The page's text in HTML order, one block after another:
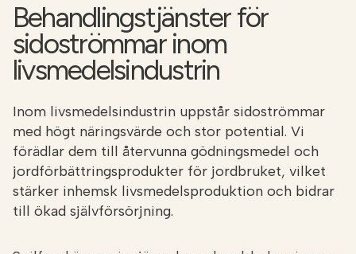
Behandlingstjänster för
sidoströmmar inom
livsmedelsindustrin
Inom livsmedelsindustrin uppstår sidoströmmar
med högt näringsvärde och stor potential. Vi
förädlar dem till återvunna gödningsmedel och
jordförbättringsprodukter för jordbruket, vilket
stärker inhemsk livsmedelsproduktion och bidrar
till ökad självförsörjning.